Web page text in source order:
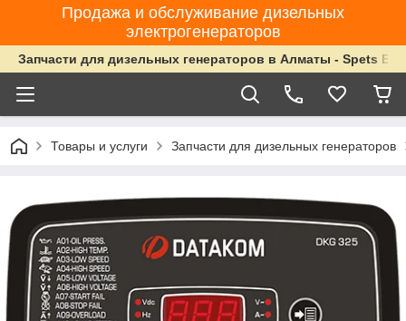
Продажа и обслуживание дизельных
электрогенераторов
Запчасти для дизельных генераторов в Алматы - Spets
Товары и услуги Запчасти для дизельных генераторов